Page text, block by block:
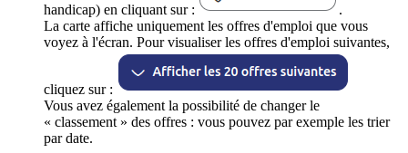
handicap) en cliquant sur :
.
La carte affiche uniquement les offres d'emploi que vous
voyez à l'écran. Pour visualiser les offres d'emploi suivantes,
cliquez sur :
Vous avez également la possibilité de changer le
« classement » des offres : vous pouvez par exemple les trier
par date.